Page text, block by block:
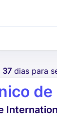
37 dias para